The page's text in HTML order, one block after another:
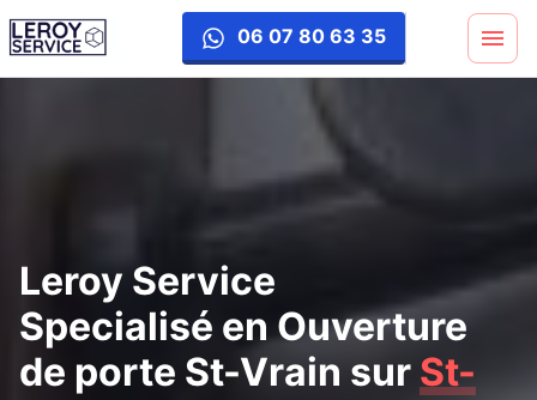
06 07 80 63 35
ouverture-porte
Leroy Service
Specialisé en Ouverture
de porte St-Vrain sur St-